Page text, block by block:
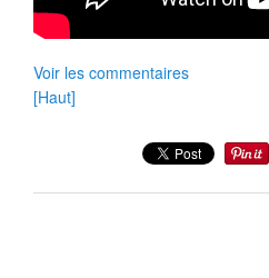
Voir les commentaires
[Haut]